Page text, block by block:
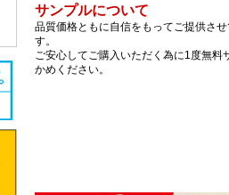
サンプルについて
品質価格ともに自信をもってご提供さ
す。
ご安心してご購入いただく為に1度無料
かめください。